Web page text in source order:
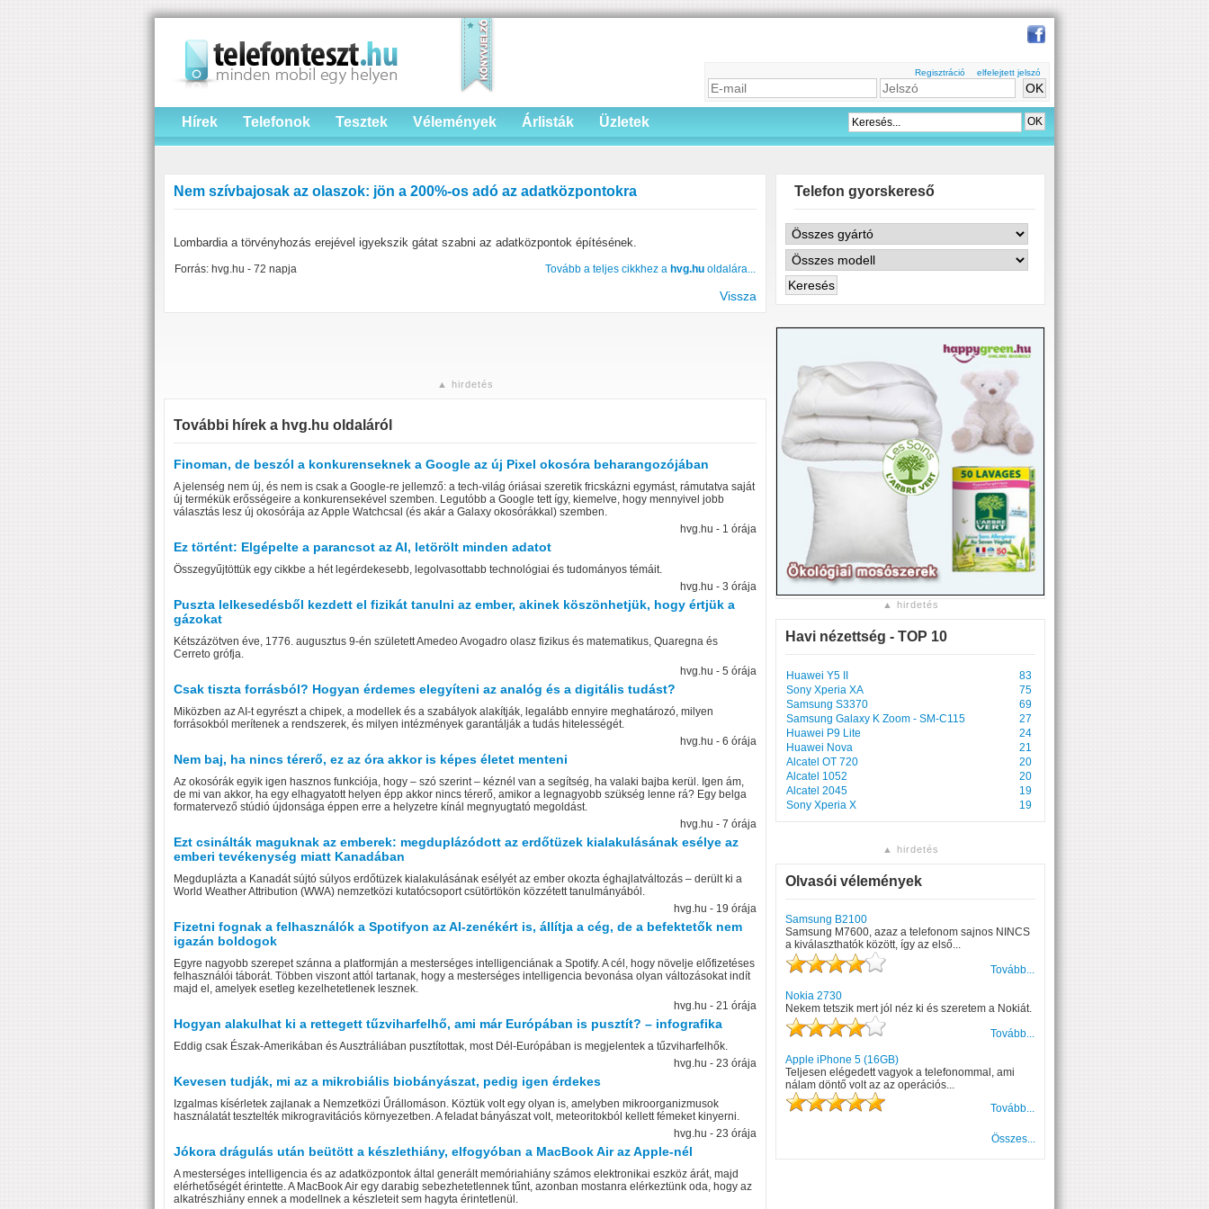
Regisztráció elfelejtett jelszó
Hírek Telefonok Tesztek Vélemények Árlisták Üzletek
Nem szívbajosak az olaszok: jön a 200%-os adó az adatközpontokra
Lombardia a törvényhozás erejével igyekszik gátat szabni az adatközpontok építésének.
Forrás: hvg.hu - 72 napja Tovább a teljes cikkhez a hvg.hu oldalára...
Vissza
▲ hirdetés
További hírek a hvg.hu oldaláról
Finoman, de beszól a konkurenseknek a Google az új Pixel okosóra beharangozójában
A jelenség nem új, és nem is csak a Google-re jellemző: a tech-világ óriásai szeretik fricskázni egymást, rámutatva saját
új termékük erősségeire a konkurensekével szemben. Legutóbb a Google tett így, kiemelve, hogy mennyivel jobb
választás lesz új okosórája az Apple Watchcsal (és akár a Galaxy okosórákkal) szemben.
hvg.hu - 1 órája
Ez történt: Elgépelte a parancsot az AI, letörölt minden adatot
Összegyűjtöttük egy cikkbe a hét legérdekesebb, legolvasottabb technológiai és tudományos témáit.
hvg.hu - 3 órája
Puszta lelkesedésből kezdett el fizikát tanulni az ember, akinek köszönhetjük, hogy értjük a
gázokat
Kétszázötven éve, 1776. augusztus 9-én született Amedeo Avogadro olasz fizikus és matematikus, Quaregna és
Cerreto grófja.
hvg.hu - 5 órája
Csak tiszta forrásból? Hogyan érdemes elegyíteni az analóg és a digitális tudást?
Miközben az AI-t egyrészt a chipek, a modellek és a szabályok alakítják, legalább ennyire meghatározó, milyen
forrásokból merítenek a rendszerek, és milyen intézmények garantálják a tudás hitelességét.
hvg.hu - 6 órája
Nem baj, ha nincs térerő, ez az óra akkor is képes életet menteni
Az okosórák egyik igen hasznos funkciója, hogy – szó szerint – kéznél van a segítség, ha valaki bajba kerül. Igen ám,
de mi van akkor, ha egy elhagyatott helyen épp akkor nincs térerő, amikor a legnagyobb szükség lenne rá? Egy belga
formatervező stúdió újdonsága éppen erre a helyzetre kínál megnyugtató megoldást.
hvg.hu - 7 órája
Ezt csinálták maguknak az emberek: megduplázódott az erdőtüzek kialakulásának esélye az
emberi tevékenység miatt Kanadában
Megduplázta a Kanadát sújtó súlyos erdőtüzek kialakulásának esélyét az ember okozta éghajlatváltozás – derült ki a
World Weather Attribution (WWA) nemzetközi kutatócsoport csütörtökön közzétett tanulmányából.
hvg.hu - 19 órája
Fizetni fognak a felhasználók a Spotifyon az AI-zenékért is, állítja a cég, de a befektetők nem
igazán boldogok
Egyre nagyobb szerepet szánna a platformján a mesterséges intelligenciának a Spotify. A cél, hogy növelje előfizetéses
felhasználói táborát. Többen viszont attól tartanak, hogy a mesterséges intelligencia bevonása olyan változásokat indít
majd el, amelyek esetleg kezelhetetlenek lesznek.
hvg.hu - 21 órája
Hogyan alakulhat ki a rettegett tűzviharfelhő, ami már Európában is pusztít? – infografika
Eddig csak Észak-Amerikában és Ausztráliában pusztítottak, most Dél-Európában is megjelentek a tűzviharfelhők.
hvg.hu - 23 órája
Kevesen tudják, mi az a mikrobiális biobányászat, pedig igen érdekes
Izgalmas kísérletek zajlanak a Nemzetközi Űrállomáson. Köztük volt egy olyan is, amelyben mikroorganizmusok
használatát tesztelték mikrogravitációs környezetben. A feladat bányászat volt, meteoritokból kellett fémeket kinyerni.
hvg.hu - 23 órája
Jókora drágulás után beütött a készlethiány, elfogyóban a MacBook Air az Apple-nél
A mesterséges intelligencia és az adatközpontok által generált memóriahiány számos elektronikai eszköz árát, majd
elérhetőségét érintette. A MacBook Air egy darabig sebezhetetlennek tűnt, azonban mostanra elérkeztünk oda, hogy az
alkatrészhiány ennek a modellnek a készleteit sem hagyta érintetlenül.
Telefon gyorskereső
▲ hirdetés
Havi nézettség - TOP 10
Huawei Y5 II
83
Sony Xperia XA
75
Samsung S3370
69
Samsung Galaxy K Zoom - SM-C115
27
Huawei P9 Lite
24
Huawei Nova
21
Alcatel OT 720
20
Alcatel 1052
20
Alcatel 2045
19
Sony Xperia X
19
▲ hirdetés
Olvasói vélemények
Samsung B2100
Samsung M7600, azaz a telefonom sajnos NINCS
a kiválaszthatók között, így az első...
Tovább...
Nokia 2730
Nekem tetszik mert jól néz ki és szeretem a Nokiát.
Tovább...
Apple iPhone 5 (16GB)
Teljesen elégedett vagyok a telefonommal, ami
nálam döntő volt az az operációs...
Tovább...
Összes...